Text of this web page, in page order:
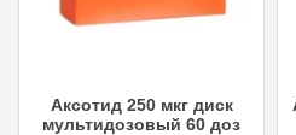
Атровент Н дозирующий
ингалятор 10 мл